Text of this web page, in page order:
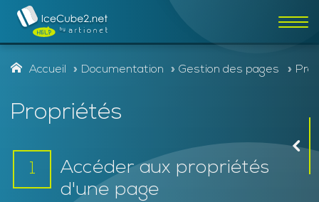
Rechercher
la
Accueil Documentation Gestion des pages
Propriétés
1
Accéder aux propriétés
d'une page